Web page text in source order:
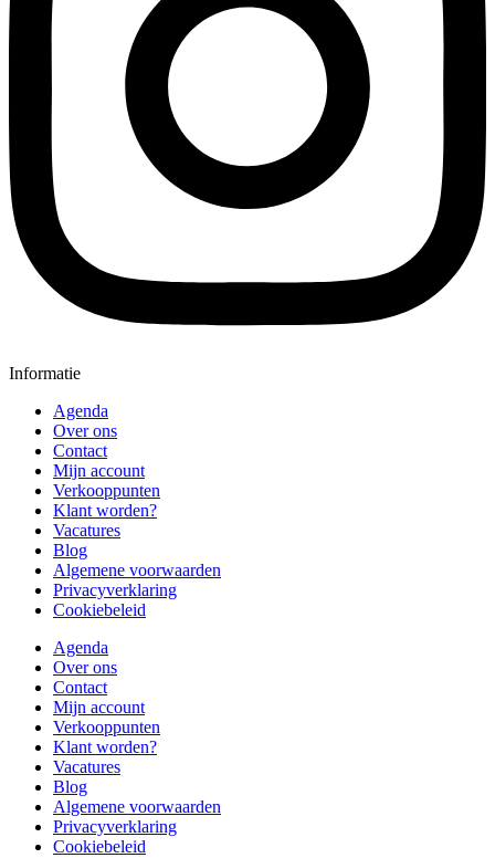
Informatie
Agenda
Over ons
Contact
Mijn account
Verkooppunten
Klant worden?
Vacatures
Blog
Algemene voorwaarden
Privacyverklaring
Cookiebeleid
Agenda
Over ons
Contact
Mijn account
Verkooppunten
Klant worden?
Vacatures
Blog
Algemene voorwaarden
Privacyverklaring
Cookiebeleid